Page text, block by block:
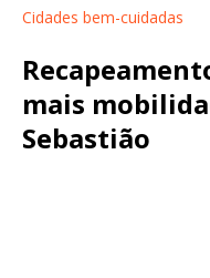
Cidades bem-cuidadas
mais
Sebastião